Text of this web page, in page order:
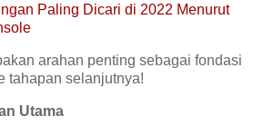
Paling Dicari di 2022 Menurut
arahan penting sebagai fondasi
tahapan selanjutnya!
Utama